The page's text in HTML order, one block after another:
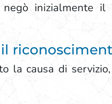
inizialmente
la causa di